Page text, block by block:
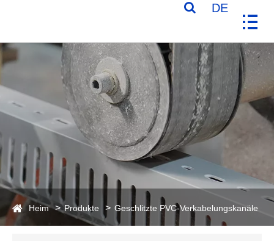
DE
Heim Produkte Geschlitzte PVC-Verkabelungskanäle